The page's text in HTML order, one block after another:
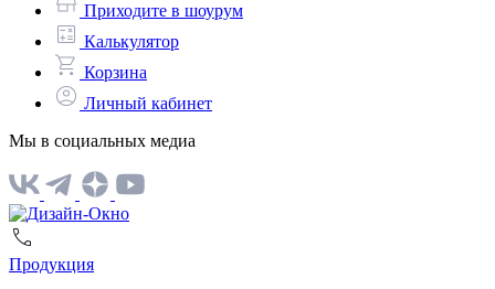
Приходите в шоурум
Калькулятор
Корзина
Личный кабинет
Мы в социальных медиа
Продукция